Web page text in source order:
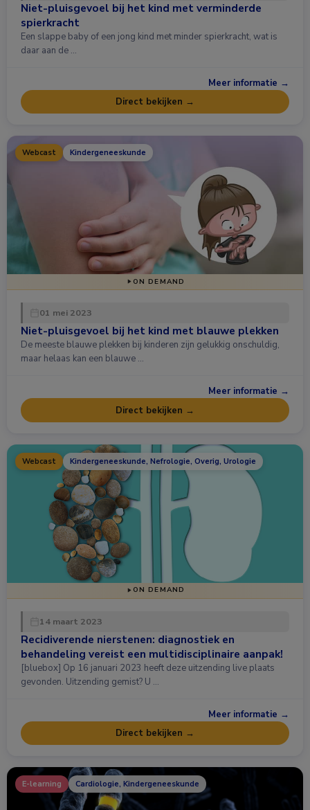
Niet-pluisgevoel bij het kind met verminderde
spierkracht
Een slappe baby of een jong kind met minder spierkracht, wat is
daar aan de …
Meer informatie →
Direct bekijken →
Webcast Kindergeneeskunde
ON DEMAND
01 mei 2023
Niet-pluisgevoel bij het kind met blauwe plekken
De meeste blauwe plekken bij kinderen zijn gelukkig onschuldig,
maar helaas kan een blauwe …
Meer informatie →
Direct bekijken →
Webcast Kindergeneeskunde, Nefrologie, Overig, Urologie
ON DEMAND
14 maart 2023
Recidiverende nierstenen: diagnostiek en
behandeling vereist een multidisciplinaire aanpak!
[bluebox] Op 16 januari 2023 heeft deze uitzending live plaats
gevonden. Uitzending gemist? U …
Meer informatie →
Direct bekijken →
E-learning Cardiologie, Kindergeneeskunde